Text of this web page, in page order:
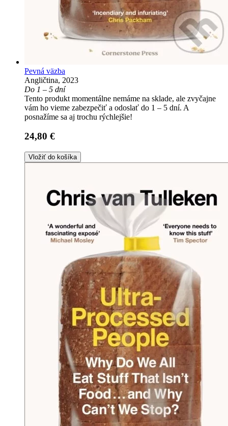
Pevná väzba
Angličtina, 2023
Do 1 – 5 dní
Tento produkt momentálne nemáme na sklade, ale zvyčajne
vám ho vieme zabezpečiť a odoslať do 1 – 5 dní. A
posnažíme sa aj trochu rýchlejšie!
24,80 €
Vložiť do košíka